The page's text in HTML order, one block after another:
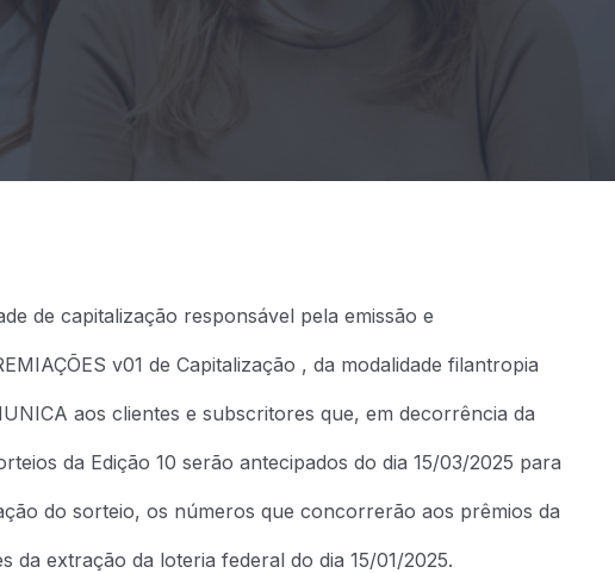
de capitalização responsável pela emissão e
v01 de Capitalização , da modalidade filantropia
aos clientes e subscritores que, em decorrência da
da Edição 10 serão antecipados do dia 15/03/2025 para
do sorteio, os números que concorrerão aos prêmios da
da extração da loteria federal do dia 15/01/2025.